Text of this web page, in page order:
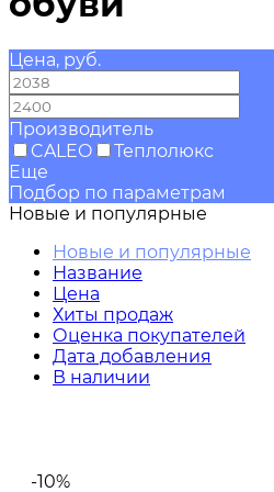
Цена, руб.
Производитель
CALEO
Теплолюкс
Еще
Подбор по параметрам
Новые и популярные
Новые и популярные
Название
Цена
Хиты продаж
Оценка покупателей
Дата добавления
В наличии
-10%